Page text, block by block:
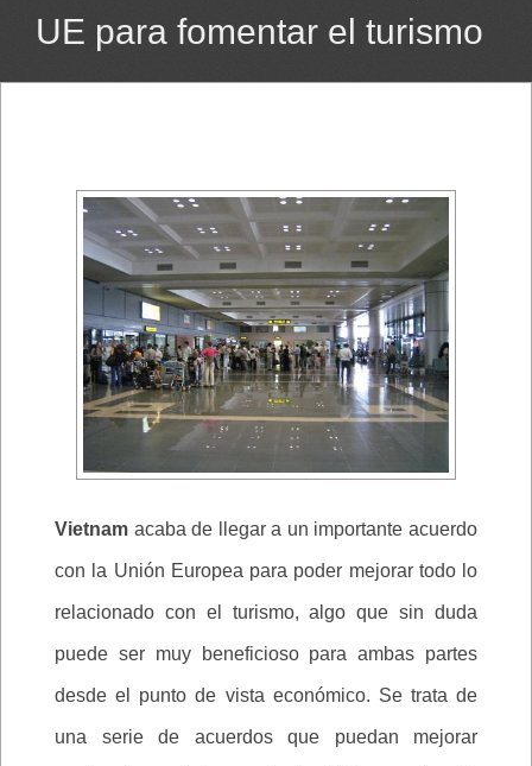
UE para fomentar el turismo
Vietnam acaba de llegar a un importante acuerdo
con la Unión Europea para poder mejorar todo lo
relacionado con el turismo, algo que sin duda
puede ser muy beneficioso para ambas partes
desde el punto de vista económico. Se trata de
una serie de acuerdos que puedan mejorar